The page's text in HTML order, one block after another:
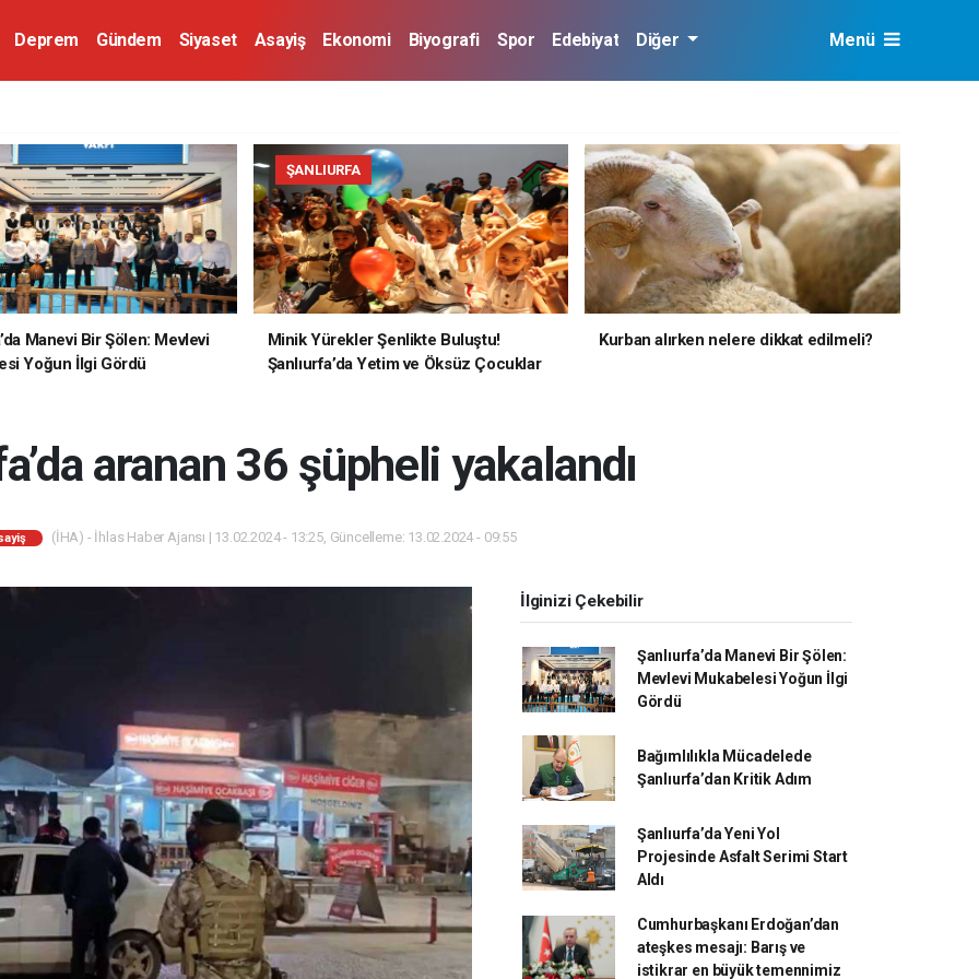
Deprem Gündem Siyaset Asayiş Ekonomi Biyografi Spor Edebiyat Diğer Menü
Manevi Bir Şölen: Mevlevi
Yoğun İlgi Gördü
ŞANLIURFA
Minik Yürekler Şenlikte Buluştu!
Şanlıurfa’da Yetim ve Öksüz Çocuklar
Kurban alırken nelere dikkat edilmeli?
aranan 36 şüpheli yakalandı
(İHA) - İhlas Haber Ajansı | 13.02.2024 - 13:25, Güncelleme: 13.02.2024 - 09:55
İlginizi Çekebilir
Şanlıurfa’da Manevi Bir Şölen:
Mevlevi Mukabelesi Yoğun İlgi
Gördü
Bağımlılıkla Mücadelede
Şanlıurfa’dan Kritik Adım
Şanlıurfa’da Yeni Yol
Projesinde Asfalt Serimi Start
Aldı
Cumhurbaşkanı Erdoğan’dan
ateşkes mesajı: Barış ve
istikrar en büyük temennimiz